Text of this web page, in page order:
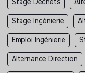
Stage Déchets
Stage Ingénierie
Emploi Ingénierie
Alternance Direction